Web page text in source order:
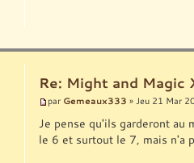
Re: Might and Magic
par Gemeaux333 » Jeu 21 Mar
Je pense qu'ils garderont au
le 6 et surtout le 7, mais n'a